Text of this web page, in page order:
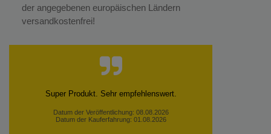
der angegebenen europäischen Ländern
versandkostenfrei!
Super Produkt. Sehr empfehlenswert.
Datum der Veröffentlichung: 08.08.2026
Datum der Kauferfahrung: 01.08.2026